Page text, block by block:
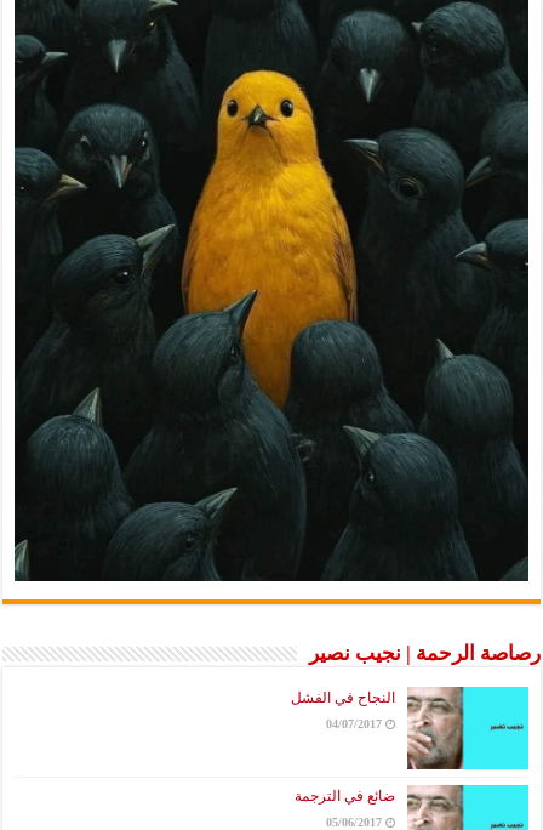
رصاصة الرحمة | نجيب نصير
النجاح في الفشل
04/07/2017
ضائع في الترجمة
05/06/2017